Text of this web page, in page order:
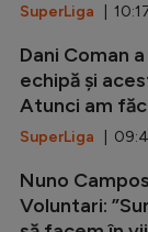
SuperLiga |
Dani Coman
echipă și
Atunci am
SuperLiga |
Nuno
Voluntari: